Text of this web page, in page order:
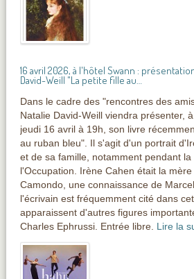
16 avril 2026, à l'hôtel Swann :
David-Weill "La petite fille au…
Dans le cadre des "rencontres des
Natalie David-Weill viendra présenter,
jeudi 16 avril à 19h, son livre
au ruban bleu". Il s'agit d'un portrait
et de sa famille, notamment pendant la
l'Occupation. Irène Cahen était la
Camondo, une connaissance de
l'écrivain est fréquemment cité dans
apparaissent d'autres figures
Charles Ephrussi. Entrée libre. Lire la